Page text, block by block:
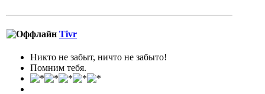
Tivr
Никто не забыт, ничто не забыто!
Помним тебя.